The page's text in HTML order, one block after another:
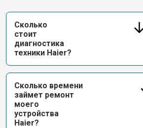
Сколько
стоит
диагностика
техники Haier?
Сколько времени
займет ремонт
моего
устройства
Haier?